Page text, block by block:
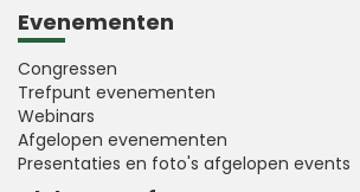
Evenementen
Congressen
Trefpunt evenementen
Webinars
Afgelopen evenementen
Presentaties en foto's afgelopen events